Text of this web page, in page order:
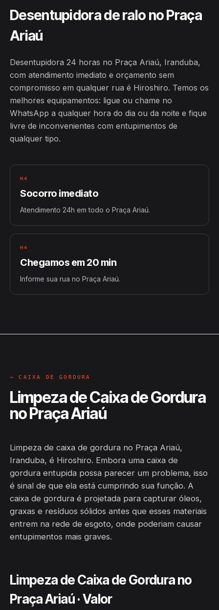
Desentupidora de ralo no Praça
Ariaú
Desentupidora 24 horas no Praça Ariaú, Iranduba,
com atendimento imediato e orçamento sem
compromisso em qualquer rua é Hiroshiro. Temos os
melhores equipamentos: ligue ou chame no
WhatsApp a qualquer hora do dia ou da noite e fique
livre de inconvenientes com entupimentos de
qualquer tipo.
H4
Socorro imediato
Atendimento 24h em todo o Praça Ariaú.
H4
Chegamos em 20 min
Informe sua rua no Praça Ariaú.
→ CAIXA DE GORDURA
Limpeza de Caixa de Gordura
no Praça Ariaú
Limpeza de caixa de gordura no Praça Ariaú,
Iranduba, é Hiroshiro. Embora uma caixa de
gordura entupida possa parecer um problema, isso
é sinal de que ela está cumprindo sua função. A
caixa de gordura é projetada para capturar óleos,
graxas e resíduos sólidos antes que esses materiais
entrem na rede de esgoto, onde poderiam causar
entupimentos mais graves.
Limpeza de Caixa de Gordura no
Praça Ariaú · Valor